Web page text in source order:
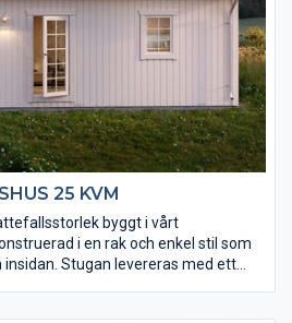
25 KVM
byggt i vårt
i en rak och enkel stil som
Stugan levereras med ett